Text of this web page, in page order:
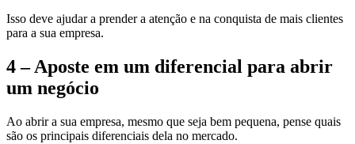
Isso deve ajudar a prender a atenção e na conquista de mais clientes
para a sua empresa.
4 – Aposte em um diferencial para abrir
um negócio
Ao abrir a sua empresa, mesmo que seja bem pequena, pense quais
são os principais diferenciais dela no mercado.